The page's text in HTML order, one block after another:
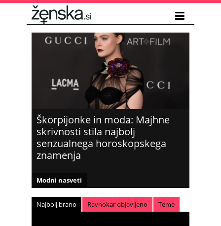
Škorpijonke in moda: Majhne
skrivnosti stila najbolj
senzualnega horoskopskega
znamenja
Modni nasveti
Najbolj brano Ravnokar objavljeno Teme